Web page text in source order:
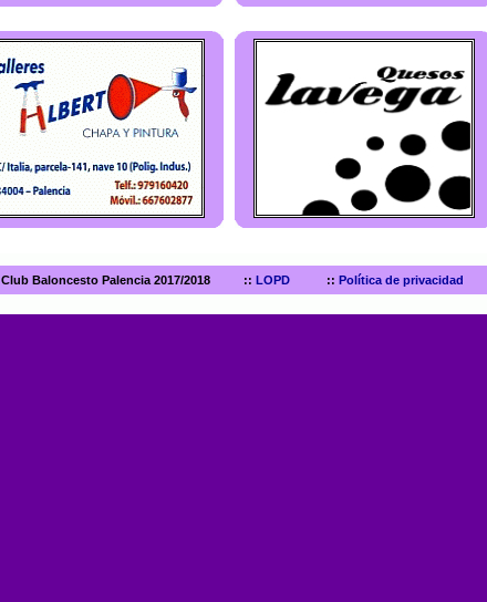
Club Baloncesto Palencia 2017/2018 :: LOPD :: Política de privacidad